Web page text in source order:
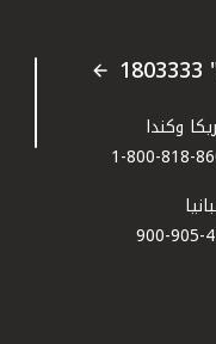
وكندا
1-800-818-
900-905-